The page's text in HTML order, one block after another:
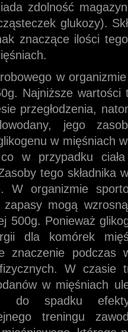
zdolność
glukozy).
znaczące ilości
w
Najniższe wartości
przegłodzenia,
jego
w mięśniach
w przypadku ciała
tego składnika
W organizmie
mogą
500g. Ponieważ
dla komórek
znaczenie podczas
W czasie
w mięśniach
do spadku
treningu